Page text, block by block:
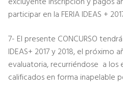
participar en la FERIA IDEAS +
7- El presente CONCURSO
IDEAS+ 2017 y 2018, el próximo
evaluatoria, recurriéndose a los
calificados en forma inapelable